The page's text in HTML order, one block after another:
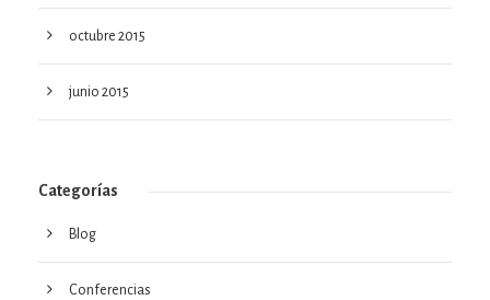
octubre 2015
junio 2015
Categorías
Blog
Conferencias